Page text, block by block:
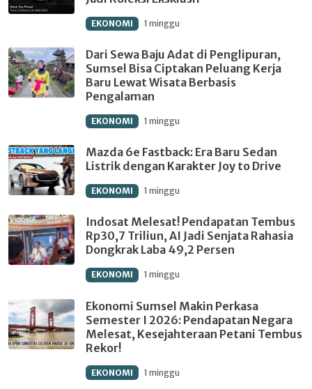
EKONOMI 1 minggu
Dari Sewa Baju Adat di Penglipuran,
Sumsel Bisa Ciptakan Peluang Kerja
Baru Lewat Wisata Berbasis
Pengalaman
EKONOMI 1 minggu
Mazda 6e Fastback: Era Baru Sedan
Listrik dengan Karakter Joy to Drive
EKONOMI 1 minggu
Indosat Melesat! Pendapatan Tembus
Rp30,7 Triliun, AI Jadi Senjata Rahasia
Dongkrak Laba 49,2 Persen
EKONOMI 1 minggu
Ekonomi Sumsel Makin Perkasa
Semester I 2026: Pendapatan Negara
Melesat, Kesejahteraan Petani Tembus
Rekor!
EKONOMI 1 minggu